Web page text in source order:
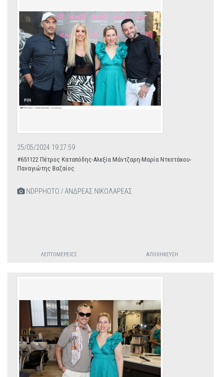
25/05/2024 19:27:59
#651122 Πέτρος Καταπόδης-Αλεξία Μάντζαρη-Μαρία Ντεστάκου-
Παναγιώτης Βαζαίος
NDPPHOTO / ΑΝΔΡΕΑΣ ΝΙΚΟΛΑΡΕΑΣ
ΛΕΠΤΟΜΈΡΕΙΕΣ ΑΠΟΘΉΚΕΥΣΗ